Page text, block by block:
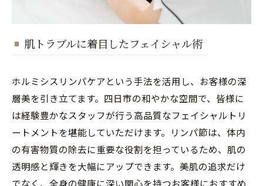
肌トラブルに着目したフェイシャル術
ホルミシスリンパケアという手法を活用し、お客様の深
層美を引き立てます。四日市の和やかな空間で、皆様に
は経験豊かなスタッフが行う高品質なフェイシャルトリ
ートメントを堪能していただけます。リンパ節は、体内
の有害物質の除去に重要な役割を担っているため、肌の
透明感と輝きを大幅にアップできます。美肌の追求だけ
でなく、全身の健康に深い関心を持つお客様におすすめ